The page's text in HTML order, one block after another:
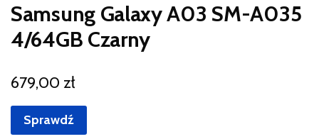
Samsung Galaxy A03 SM-A035
4/64GB Czarny
679,00 zł
Sprawdź